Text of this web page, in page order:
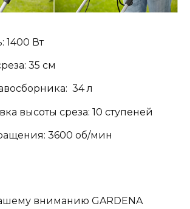
1400 Вт
35 см
34 л
высоты среза: 10 ступеней
3600 об/мин
вниманию GARDENA